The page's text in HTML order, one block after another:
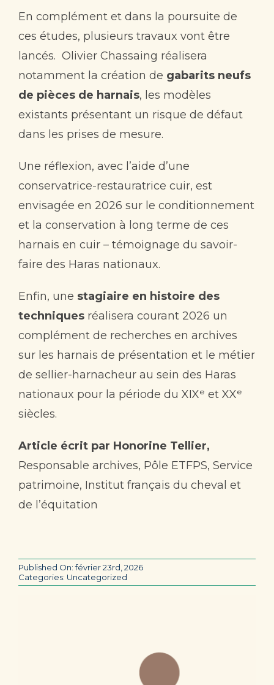
En complément et dans la poursuite de
ces études, plusieurs travaux vont être
lancés. Olivier Chassaing réalisera
notamment la création de gabarits neufs
de pièces de harnais, les modèles
existants présentant un risque de défaut
dans les prises de mesure.
Une réflexion, avec l’aide d’une
conservatrice-restauratrice cuir, est
envisagée en 2026 sur le conditionnement
et la conservation à long terme de ces
harnais en cuir – témoignage du savoir-
faire des Haras nationaux.
Enfin, une stagiaire en histoire des
techniquesréalisera courant 2026 un
complément de recherches en archives
sur les harnais de présentation et le métier
de sellier-harnacheur au sein des Haras
nationaux pour la période du XIXᵉ et XXᵉ
siècles.
Article écrit par Honorine Tellier,
Responsable archives, Pôle ETFPS, Service
patrimoine, Institut français du cheval et
de l’équitation
Published On: février 23rd, 2026
Categories: Uncategorized